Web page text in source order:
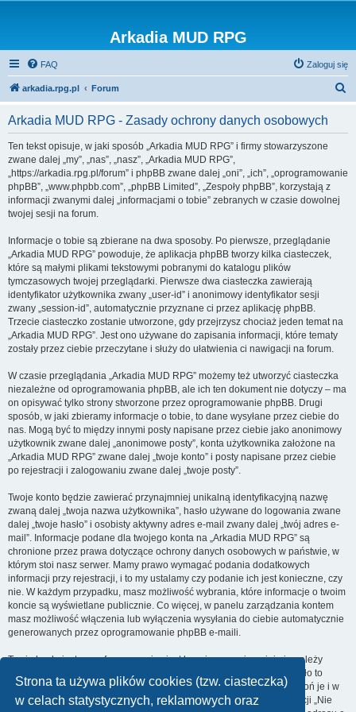
Strona ta używa plików cookies (tzw. ciasteczka)
w celach statystycznych, reklamowych oraz
Arkadia MUD RPG
FAQ Zaloguj się
arkadia.rpg.pl Forum
Arkadia MUD RPG - Zasady ochrony danych osobowych
Ten tekst opisuje, w jaki sposób „Arkadia MUD RPG” i firmy stowarzyszone
zwane dalej „my”, „nas”, „nasz”, „Arkadia MUD RPG”,
„https://arkadia.rpg.pl/forum” i phpBB zwane dalej „oni”, „ich”, „oprogramowanie
phpBB”, „www.phpbb.com”, „phpBB Limited”, „Zespoły phpBB”, korzystają z
informacji zwanymi dalej „informacjami o tobie” zebranych w czasie dowolnej
twojej sesji na forum.
Informacje o tobie są zbierane na dwa sposoby. Po pierwsze, przeglądanie
„Arkadia MUD RPG” powoduje, że aplikacja phpBB tworzy kilka ciasteczek,
które są małymi plikami tekstowymi pobranymi do katalogu plików
tymczasowych twojej przeglądarki. Pierwsze dwa ciasteczka zawierają
identyfikator użytkownika zwany „user-id” i anonimowy identyfikator sesji
zwany „session-id”, automatycznie przyznane ci przez aplikację phpBB.
Trzecie ciasteczko zostanie utworzone, gdy przejrzysz chociaż jeden temat na
„Arkadia MUD RPG”. Jest ono używane do zapisania informacji, które tematy
zostały przez ciebie przeczytane i służy do ułatwienia ci nawigacji na forum.
W czasie przeglądania „Arkadia MUD RPG” możemy też utworzyć ciasteczka
niezależne od oprogramowania phpBB, ale ich ten dokument nie dotyczy – ma
on opisywać tylko strony stworzone przez oprogramowanie phpBB. Drugi
sposób, w jaki zbieramy informacje o tobie, to dane wysyłane przez ciebie do
nas. Mogą być to między innymi posty napisane przez ciebie jako anonimowy
użytkownik zwane dalej „anonimowe posty”, konta użytkownika założone na
„Arkadia MUD RPG” zwane dalej „twoje konto” i posty napisane przez ciebie
po rejestracji i zalogowaniu zwane dalej „twoje posty”.
Twoje konto będzie zawierać przynajmniej unikalną identyfikacyjną nazwę
zwaną dalej „twoja nazwa użytkownika”, hasło używane do logowania zwane
dalej „twoje hasło” i osobisty aktywny adres e-mail zwany dalej „twój adres e-
mail”. Informacje podane dla twojego konta na „Arkadia MUD RPG” są
chronione przez prawa dotyczące ochrony danych osobowych w państwie, w
którym stoi nasz serwer. Mamy prawo wymagać podania dodatkowych
informacji przy rejestracji, i to my ustalamy czy podanie ich jest konieczne, czy
nie. W każdym przypadku, masz możliwość wybrania, które informacje o twoim
koncie są wyświetlane publicznie. Co więcej, w panelu zarządzania kontem
masz możliwość włączenia lub wyłączenia wysyłania do ciebie automatycznie
generowanych przez oprogramowanie phpBB e-maili.
Twoje hasło jest zaszyfrowane, więc jest bezpieczne, niemniej nie należy
używać tego samego hasła na różnych witrynach internetowych. Hasło to
umożliwia dostęp do twojego konta na „Arkadia MUD RPG”, więc chroń je i w
żadnym wypadku nie podawajnikomu . Jeśli je zapomnisz, użyj funkcji „Nie